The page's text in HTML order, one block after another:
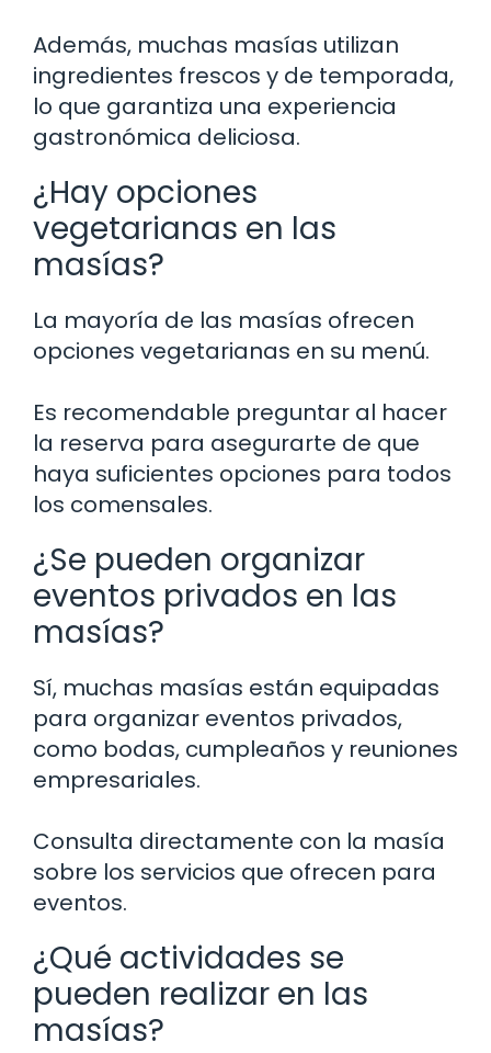
Además, muchas masías utilizan
ingredientes frescos y de temporada,
lo que garantiza una experiencia
gastronómica deliciosa.
¿Hay opciones
vegetarianas en las
masías?
La mayoría de las masías ofrecen
opciones vegetarianas en su menú.
Es recomendable preguntar al hacer
la reserva para asegurarte de que
haya suficientes opciones para todos
los comensales.
¿Se pueden organizar
eventos privados en las
masías?
Sí, muchas masías están equipadas
para organizar eventos privados,
como bodas, cumpleaños y reuniones
empresariales.
Consulta directamente con la masía
sobre los servicios que ofrecen para
eventos.
¿Qué actividades se
pueden realizar en las
masías?